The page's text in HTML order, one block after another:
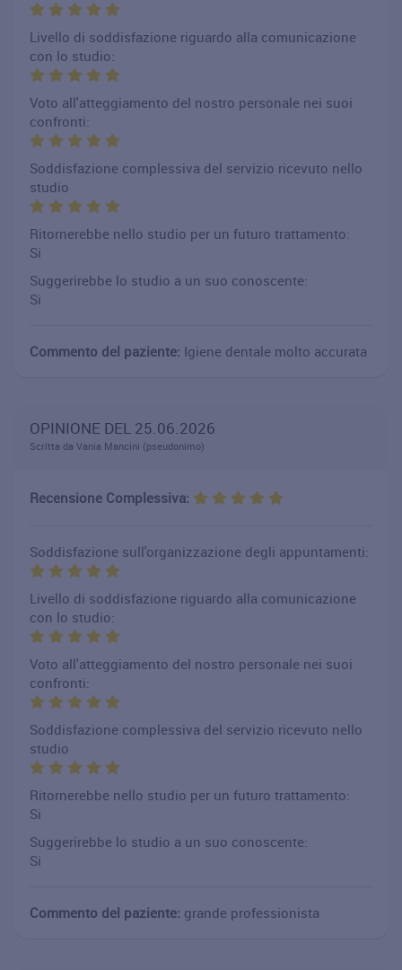
Livello di soddisfazione riguardo alla comunicazione
con lo studio:
Voto all'atteggiamento del nostro personale nei suoi
confronti:
Soddisfazione complessiva del servizio ricevuto nello
studio
Ritornerebbe nello studio per un futuro trattamento:
Si
Suggerirebbe lo studio a un suo conoscente:
Si
Commento del paziente: Igiene dentale molto accurata
OPINIONE DEL 25.06.2026
Scritta da Vania Mancini (pseudonimo)
Recensione Complessiva:
Soddisfazione sull'organizzazione degli appuntamenti:
Livello di soddisfazione riguardo alla comunicazione
con lo studio:
Voto all'atteggiamento del nostro personale nei suoi
confronti:
Soddisfazione complessiva del servizio ricevuto nello
studio
Ritornerebbe nello studio per un futuro trattamento:
Si
Suggerirebbe lo studio a un suo conoscente:
Si
Commento del paziente: grande professionista